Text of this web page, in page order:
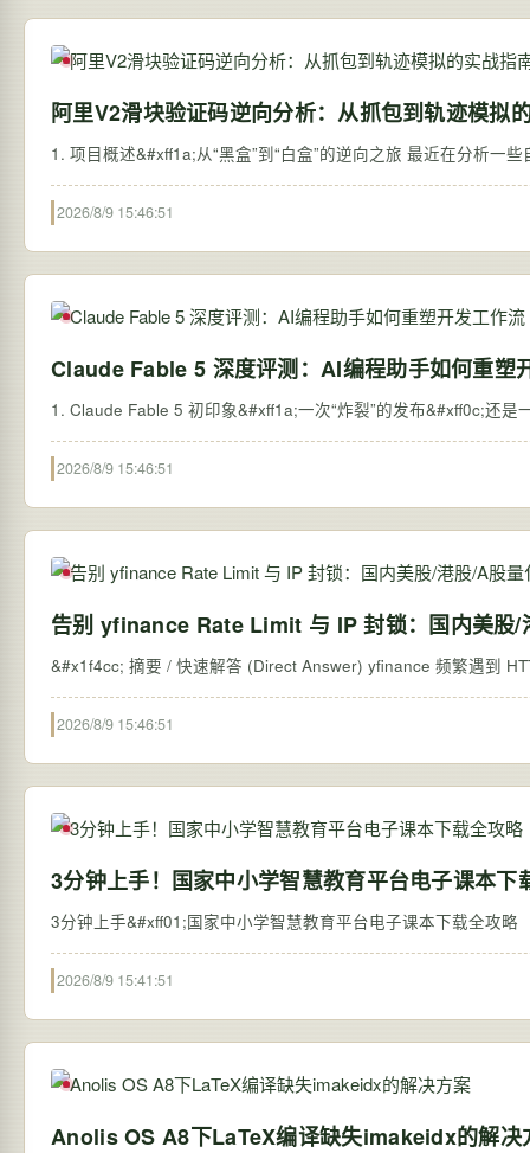
阿里V2滑块验证码逆向分析：从抓包到轨迹模拟
1. 项目概述&#xff1a;从“黑盒”到“白盒”的逆向之旅 最近在分析
2026/8/9 15:46:51
Claude Fable 5 深度评测：AI编程助手如何重塑
1. Claude Fable 5 初印象&#xff1a;一次“炸裂”的发布&#xff0c;还
2026/8/9 15:46:51
告别 yfinance Rate Limit 与 IP 封锁：国内美股/
&#x1f4cc; 摘要 / 快速解答 (Direct Answer) yfinance 频繁遇到
2026/8/9 15:46:51
3分钟上手！国家中小学智慧教育平台电子课本下
2026/8/9 15:41:51
Anolis OS A8下LaTeX编译缺失imakeidx的解决